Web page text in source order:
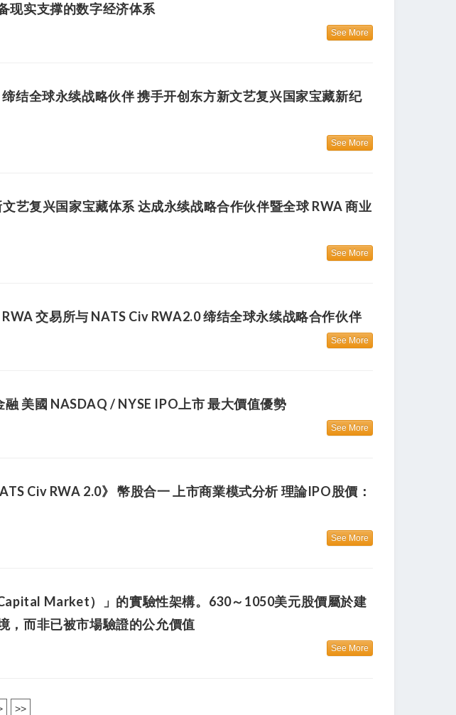
现实支撑的数字经济体系
See More
结全球永续战略伙伴 携手开创东方新文艺复兴国家宝藏新纪
See More
艺复兴国家宝藏体系 达成永续战略合作伙伴暨全球 RWA 商业
See More
交易所与 NATS Civ RWA2.0 缔结全球永续战略合作伙伴
See More
美國 NASDAQ / NYSE IPO上市 最大價值優勢
See More
Civ RWA 2.0》 幣股合一 上市商業模式分析 理論IPO股價：
See More
Market）」的實驗性架構。630～1050美元股價屬於建
，而非已被市場驗證的公允價值
See More
>>